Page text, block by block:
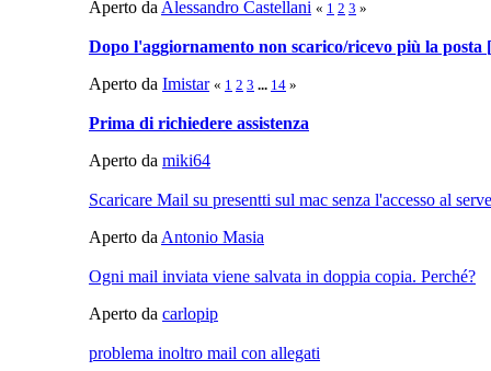
Aperto da Alessandro Castellani « 1 2 3 »
Dopo l'aggiornamento non scarico/ricevo più la
Aperto da Imistar « 1 2 3 ... 14 »
Prima di richiedere assistenza
Aperto da miki64
Scaricare Mail su presentti sul mac senza l'accesso al
Aperto da Antonio Masia
Ogni mail inviata viene salvata in doppia copia. Perché?
Aperto da carlopip
problema inoltro mail con allegati